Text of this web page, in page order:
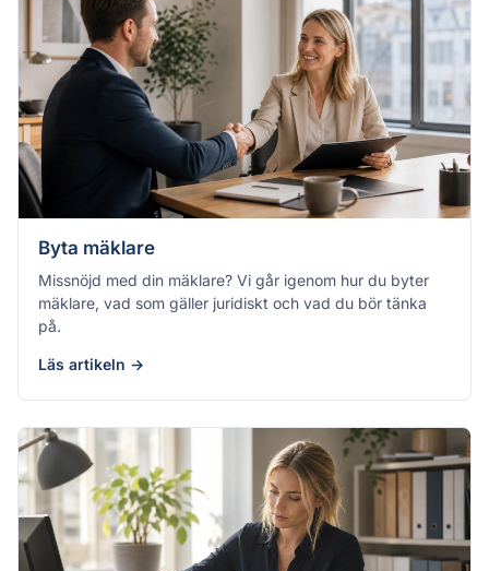
Byta mäklare
Missnöjd med din mäklare? Vi går igenom hur du byter
mäklare, vad som gäller juridiskt och vad du bör tänka
på.
Läs artikeln →